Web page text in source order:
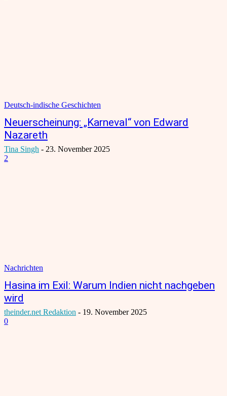
Deutsch-indische Geschichten
Neuerscheinung: „Karneval“ von Edward
Nazareth
Tina Singh - 23. November 2025
2
Nachrichten
Hasina im Exil: Warum Indien nicht nachgeben
wird
theinder.net Redaktion - 19. November 2025
0